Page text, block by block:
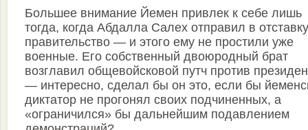
Большее внимание Йемен привлек к себе лишь
тогда, когда Абдалла Салех отправил в отставку
правительство — и этого ему не простили уже
военные. Его собственный двоюродный брат
возглавил общевойсковой путч против
— интересно, сделал бы он это, если бы
диктатор не прогонял своих подчиненных, а
«ограничился» бы дальнейшим подавлением